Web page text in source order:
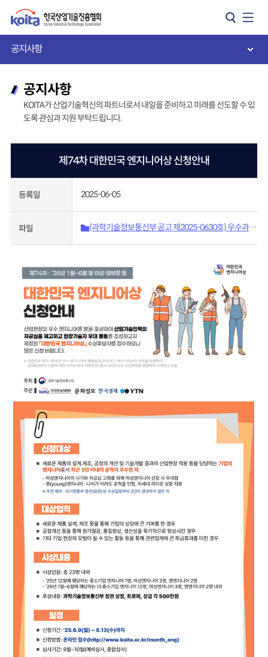
공지사항
공지사항
KOITA가 산업기술혁신의 파트너로서 내일을 준비하고 미래를 선도할 수 있
도록 관심과 지원 부탁드립니다.
제74차 대한민국 엔지니어상 신청안내
등록일 2025-06-05
파일
(과학기술정보통신부 공고 제2025-0630호) 우수과학